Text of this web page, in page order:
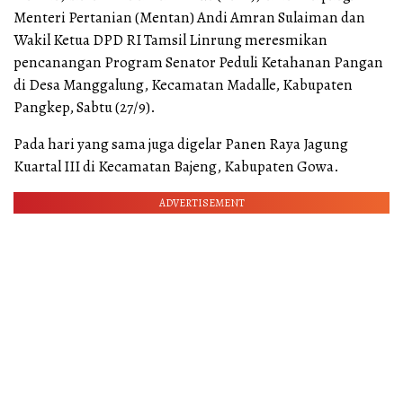
Menteri Pertanian (Mentan) Andi Amran Sulaiman dan
Wakil Ketua DPD RI Tamsil Linrung meresmikan
pencanangan Program Senator Peduli Ketahanan Pangan
di Desa Manggalung, Kecamatan Madalle, Kabupaten
Pangkep, Sabtu (27/9).
Pada hari yang sama juga digelar Panen Raya Jagung
Kuartal III di Kecamatan Bajeng, Kabupaten Gowa.
ADVERTISEMENT